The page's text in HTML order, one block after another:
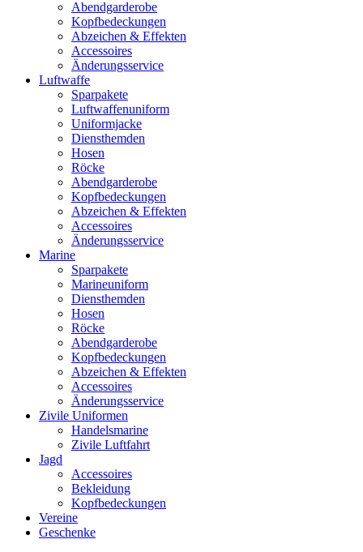
Abendgarderobe
Kopfbedeckungen
Abzeichen & Effekten
Accessoires
Änderungsservice
Luftwaffe
Sparpakete
Luftwaffenuniform
Uniformjacke
Diensthemden
Hosen
Röcke
Abendgarderobe
Kopfbedeckungen
Abzeichen & Effekten
Accessoires
Änderungsservice
Marine
Sparpakete
Marineuniform
Diensthemden
Hosen
Röcke
Abendgarderobe
Kopfbedeckungen
Abzeichen & Effekten
Accessoires
Änderungsservice
Zivile Uniformen
Handelsmarine
Zivile Luftfahrt
Jagd
Accessoires
Bekleidung
Kopfbedeckungen
Vereine
Geschenke